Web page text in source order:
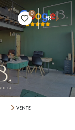
0
FR
VENTE